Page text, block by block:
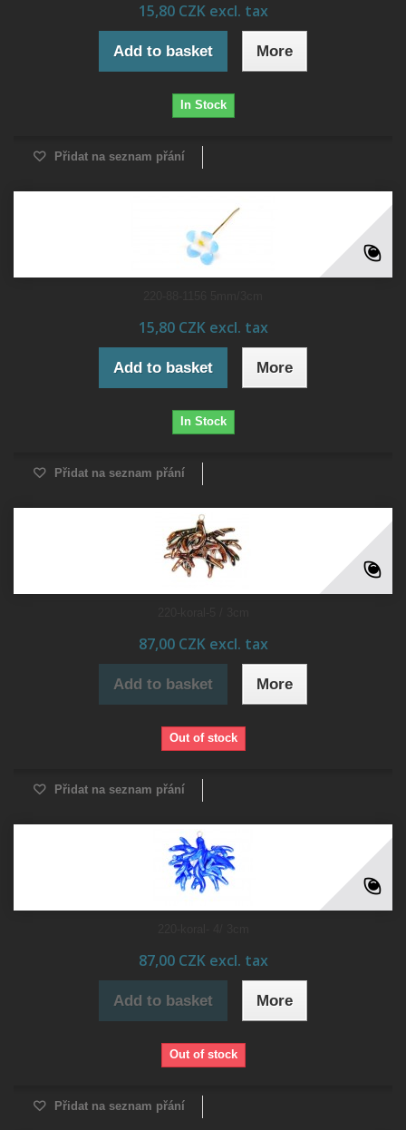
15,80 CZK excl. tax
Add to basket More
In Stock
Přidat na seznam přání
15,80 CZK excl. tax
Add to basket More
In Stock
Přidat na seznam přání
87,00 CZK excl. tax
Add to basket More
Out of stock
Přidat na seznam přání
87,00 CZK excl. tax
Add to basket More
Out of stock
Přidat na seznam přání